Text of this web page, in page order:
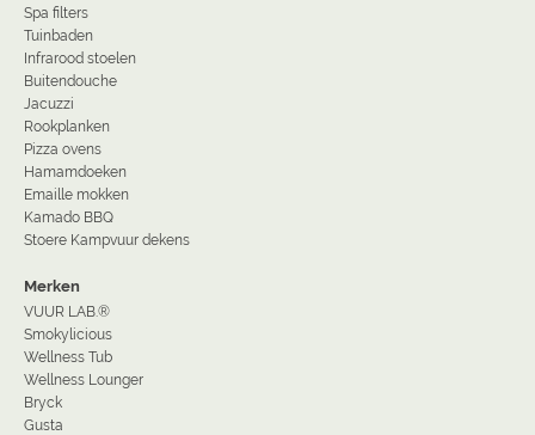
Spa filters
Tuinbaden
Infrarood stoelen
Buitendouche
Jacuzzi
Rookplanken
Pizza ovens
Hamamdoeken
Emaille mokken
Kamado BBQ
Stoere Kampvuur dekens
Merken
VUUR LAB.®
Smokylicious
Wellness Tub
Wellness Lounger
Bryck
Gusta